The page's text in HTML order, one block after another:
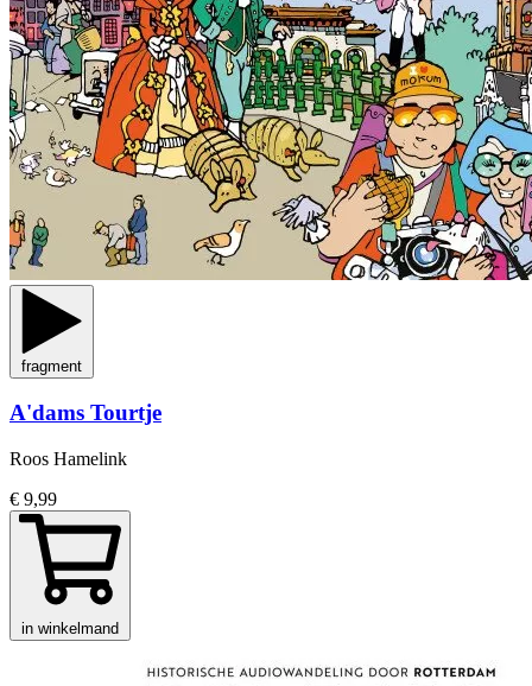
fragment
A'dams Tourtje
Roos Hamelink
€ 9,99
in winkelmand